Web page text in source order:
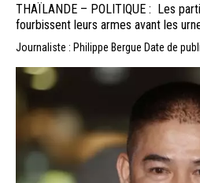
THAÏLANDE – POLITIQUE : Les
fourbissent leurs armes avant les
Journaliste : Philippe Bergue Date de